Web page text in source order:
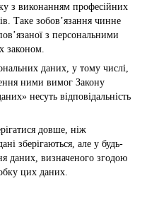
з виконанням професійних
Таке зобов’язання чинне
з персональними
законом.
даних, у тому числі,
ними вимог Закону
несуть відповідальність
довше, ніж
зберігаються, але у будь-
даних, визначеного згодою
цих даних.